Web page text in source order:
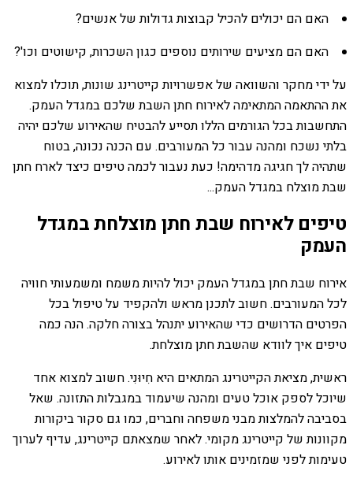
האם הם יכולים להכיל קבוצות גדולות של אנשים?
האם הם מציעים שירותים נוספים כגון השכרות, קישוטים וכו'?
על ידי מחקר והשוואה של אפשרויות קייטרינג שונות, תוכלו למצוא
את ההתאמה המתאימה לאירוח חתן השבת שלכם במגדל העמק.
התחשבות בכל הגורמים הללו תסייע להבטיח שהאירוע שלכם יהיה
בלתי נשכח ומהנה עבור כל המעורבים. עם הכנה נכונה, בטוח
שתהיה לך חגיגה מדהימה! כעת נעבור לכמה טיפים כיצד לארח חתן
שבת מוצלח במגדל העמק...
טיפים לאירוח שבת חתן מוצלחת במגדל
העמק
אירוח שבת חתן במגדל העמק יכול להיות משמח ומשמעותי חוויה
לכל המעורבים. חשוב לתכנן מראש ולהקפיד על טיפול בכל
הפרטים הדרושים כדי שהאירוע יתנהל בצורה חלקה. הנה כמה
טיפים איך לוודא שהשבת חתן מוצלחת.
ראשית, מציאת הקייטרינג המתאים היא חִיוּנִי. חשוב למצוא אחד
שיוכל לספק אוכל טעים ומהנה שיעמוד במגבלות התזונה. שאל
בסביבה להמלצות מבני משפחה וחברים, כמו גם סקור ביקורות
מקוונות של קייטרינג מקומי. לאחר שמצאתם קייטרינג, עדיף לערוך
טעימות לפני שמזמינים אותו לאירוע.